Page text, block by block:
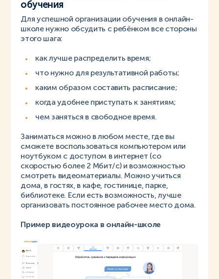
обучения
Для успешной организации обучения в онлайн-
школе нужно обсудить с ребёнком все стороны
этого шага:
как лучше распределить время;
что нужно для результативной работы;
каким образом составить расписание;
когда удобнее приступать к занятиям;
чем заняться в свободное время.
Заниматься можно в любом месте, где вы
сможете воспользоваться компьютером или
ноутбуком с доступом в интернет (со
скоростью более 2 Мбит/с) и возможностью
смотреть видеоматериалы. Можно учиться
дома, в гостях, в кафе, гостинице, парке,
библиотеке. Если есть возможность, лучше
организовать постоянное рабочее место дома.
Пример видеоурока в онлайн-школе